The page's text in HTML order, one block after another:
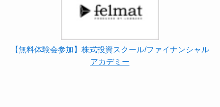
【無料体験会参加】株式投資スクール/ファイナンシャル
アカデミー